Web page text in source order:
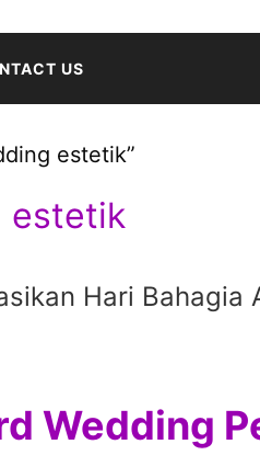
US
estetik”
estetik
Hari Bahagia
Wedding